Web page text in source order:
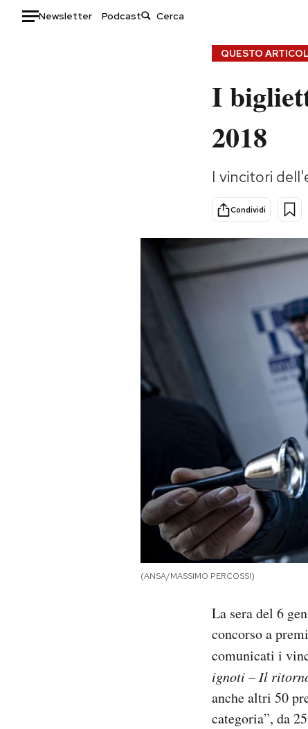
Newsletter Podcast
Storie/Idee
Ok Boomer!
Europa
Mondiali calcio 2026
AREA PERSONALE
QUESTO
I
2018
I vincitori
Condividi
(ANSA/MASSIMO PERCOSSI)
La sera del 6
concorso a
comunicati i
ignoti – Il
anche altri 50
categoria”, da